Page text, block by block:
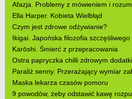
Afazja. Problemy z mówieniem i
Ella Harper. Kobieta Wielbłąd
Czym jest zdrowe odżywianie?
Ikigai. Japońska filozofia szczęśliwego
Karōshi. Śmierć z przepracowania
Ostra papryczka chilli zdrowym
Paraliż senny. Przerażający wymiar
Maska lekarza czasów pomoru
9 powodów, żeby odstawić kawę